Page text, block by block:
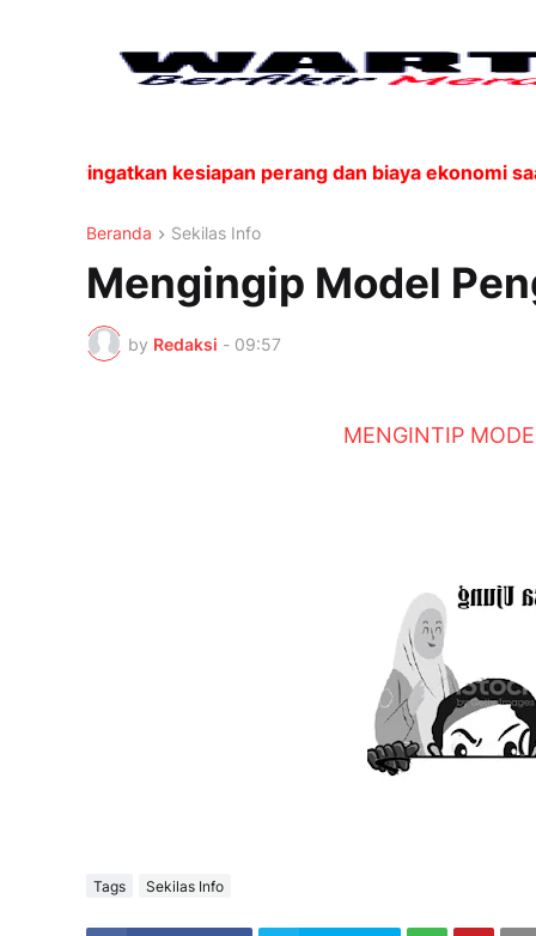
kesiapan perang dan biaya ekonomi
Beranda Sekilas Info
Mengingip Model
by Redaksi - 09:57
MENGINTIP
Tags Sekilas Info